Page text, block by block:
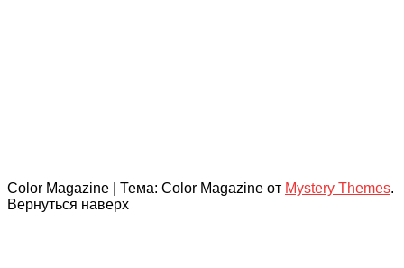
Color Magazine Тема: Color Magazine от Mystery Themes.
Вернуться наверх